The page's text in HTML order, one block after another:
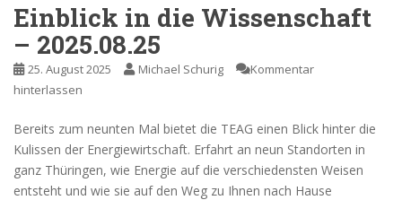
Einblick in die Wissenschaft
– 2025.08.25
25. August 2025 Michael Schurig
Kommentar
hinterlassen
Bereits zum neunten Mal bietet die TEAG einen Blick hinter die
Kulissen der Energiewirtschaft. Erfahrt an neun Standorten in
ganz Thüringen, wie Energie auf die verschiedensten Weisen
entsteht und wie sie auf den Weg zu Ihnen nach Hause